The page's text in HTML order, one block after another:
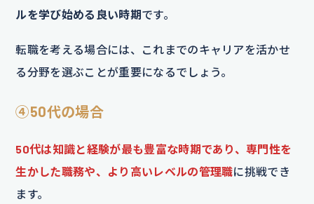
ルを学び始める良い時期です。
転職を考える場合には、これまでのキャリアを活かせ
る分野を選ぶことが重要になるでしょう。
④50代の場合
50代は知識と経験が最も豊富な時期であり、専門性を
生かした職務や、より高いレベルの管理職に挑戦でき
ます。